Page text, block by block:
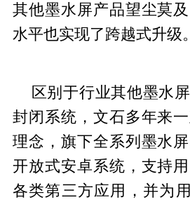
其他墨水屏产品望尘莫
水平也实现了跨越式升级。
区别于行业其他墨水
封闭系统，文石多年来
理念，旗下全系列墨水
开放式安卓系统，支持
各类第三方应用，并为